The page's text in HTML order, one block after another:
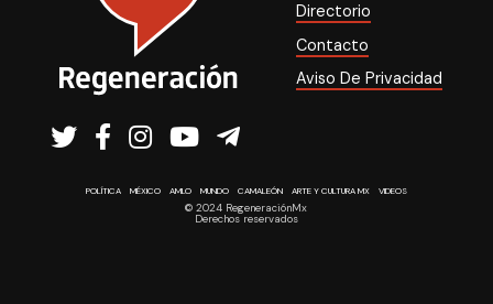
Directorio
Contacto
Aviso De Privacidad
POLÍTICA MÉXICO AMLO MUNDO CAMALEÓN ARTE Y CULTURA MX VIDEOS
© 2024 RegeneraciónMx
Derechos reservados